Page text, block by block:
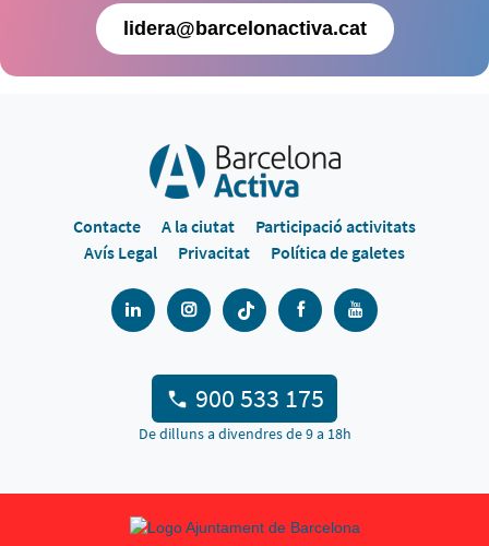
lidera@barcelonactiva.cat
Contacte A la ciutat
Participació activitats
Avís Legal
Privacitat Política de galetes
900 533 175
De dilluns a divendres de 9 a 18h